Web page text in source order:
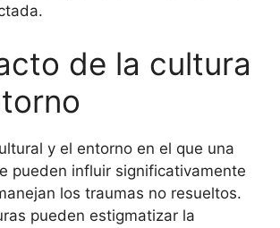
de la cultura
y el entorno en el que una
pueden influir significativamente
los traumas no resueltos.
pueden estigmatizar la